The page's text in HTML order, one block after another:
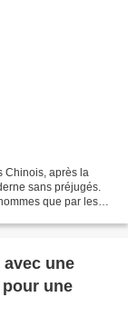
Chinois, après la
sans préjugés.
que par les
une
une